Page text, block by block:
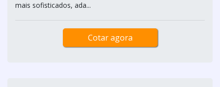
mais sofisticados, ada...
Cotar agora